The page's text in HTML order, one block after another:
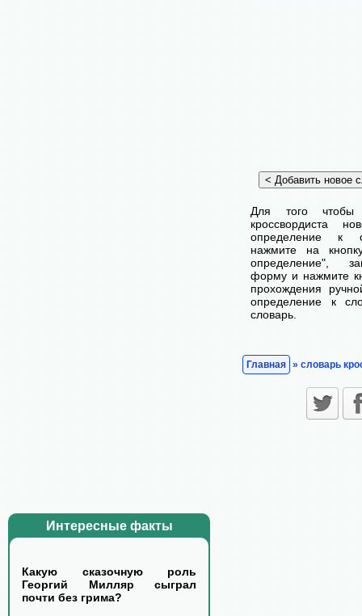
Интересные факты
Какую сказочную роль
Георгий Милляр сыграл
почти без грима?
Для того чтобы
кроссвордиста
определение к
нажмите на
определение",
форму и нажмите
прохождения
определение к
словарь.
Главная » словарь